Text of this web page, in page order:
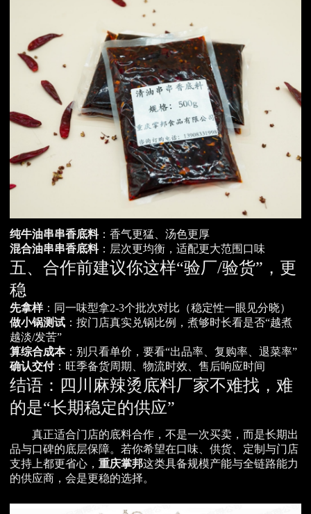
纯牛油串串香底料：香气更猛、汤色更厚
混合油串串香底料：层次更均衡，适配更大范围口味
五、合作前建议你这样“验厂/验货”，更
稳
先拿样：同一味型拿2-3个批次对比（稳定性一眼见分晓）
做小锅测试 ：按门店真实兑锅比例，煮够时长看是否“越煮
越淡/发苦”
算综合成本：别只看单价，要看“出品率、复购率、退菜率”
确认交付：旺季备货周期、物流时效、售后响应时间
结语：四川麻辣烫底料厂家不难找，难
的是“长期稳定的供应”
真正适合门店的底料合作，不是一次买卖，而是长期出
品与口碑的底层保障。若你希望在口味、供货、定制与门店
支持上都更省心， 重庆掌邦这类具备规模产能与全链路能力
的供应商，会是更稳的选择。